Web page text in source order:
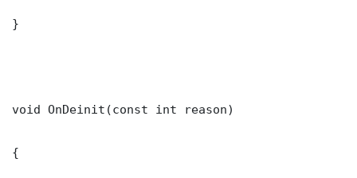
}
void OnDeinit(const int reason)
{